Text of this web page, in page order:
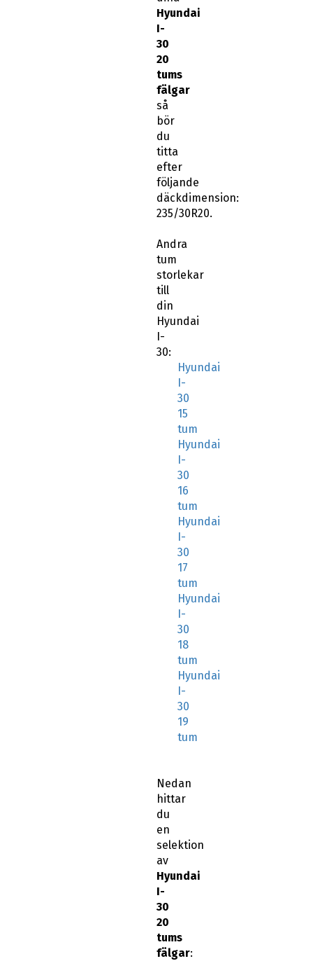
Hyundai
I-
30
20
tums
fälgar
så
bör
du
titta
efter
följande
däckdimension:
235/30R20.
Andra
tum
storlekar
till
din
Hyundai
I-
30:
Hyundai
I-
30
15
tum
Hyundai
I-
30
16
tum
Hyundai
I-
30
17
tum
Hyundai
I-
30
18
tum
Hyundai
I-
30
19
tum
Nedan
hittar
du
en
selektion
av
Hyundai
I-
30
20
tums
fälgar: